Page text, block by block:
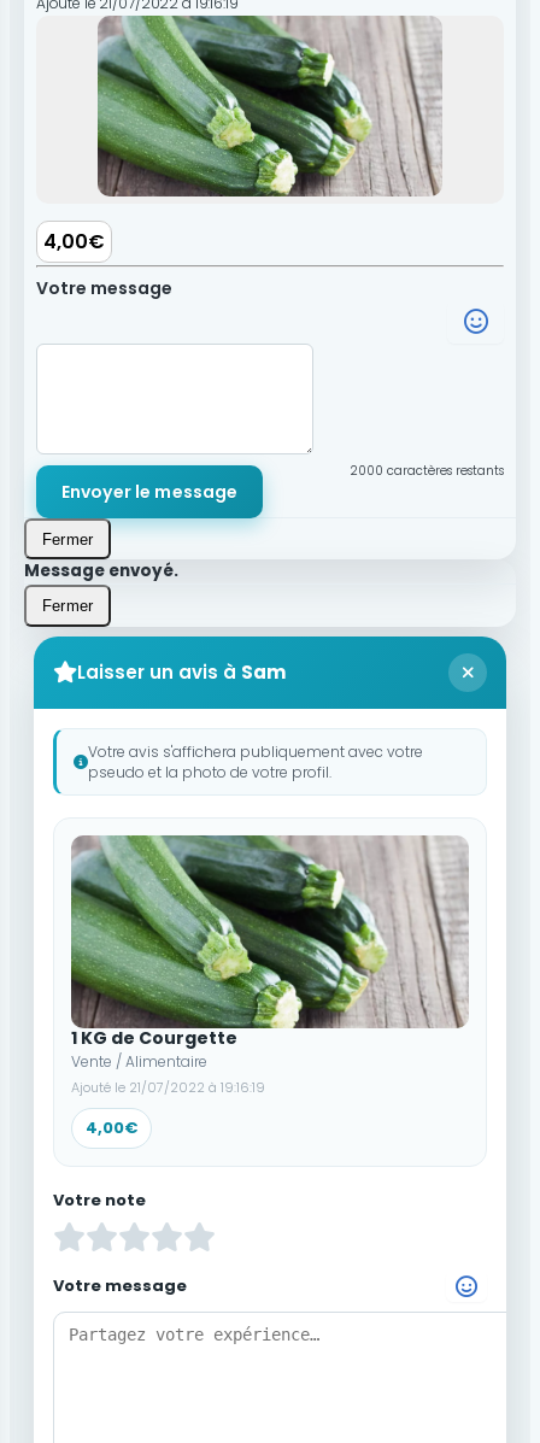
4,00€
Votre message
2000 caractères restants
Envoyer le message
Fermer
Message envoyé.
Fermer
Laisser un avis à Sam
Votre avis s'affichera publiquement avec votre
pseudo et la photo de votre profil.
1 KG de Courgette
Vente / Alimentaire
Ajouté le 21/07/2022 à 19:16:19
4,00€
Votre note
Votre message
Choisir un Emoji